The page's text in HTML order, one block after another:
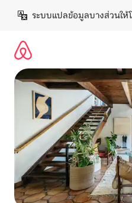
เนื้อหา
ระบบแปลข้อมูลบางส่วนให้